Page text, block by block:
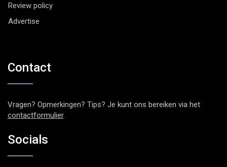
Review policy
Advertise
Contact
Vragen? Opmerkingen? Tips? Je kunt ons bereiken via het
contactformulier.
Socials